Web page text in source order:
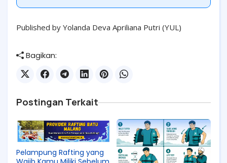
Published by Yolanda Deva Apriliana Putri (YUL)
Bagikan:
Postingan Terkait
Pelampung Rafting yang